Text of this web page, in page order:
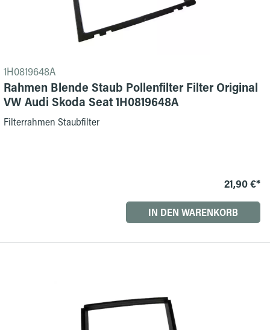
1H0819648A
Rahmen Blende Staub Pollenfilter Filter Original
VW Audi Skoda Seat 1H0819648A
Filterrahmen Staubfilter
21,90 €*
IN DEN WARENKORB